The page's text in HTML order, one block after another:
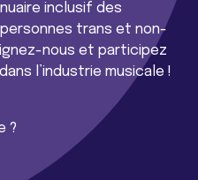
inclusif des
trans et non-
nous et participez
l’industrie musicale !
?